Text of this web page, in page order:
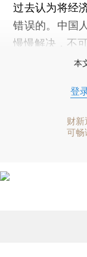
过去认为将经
错误的。中国
慢慢解决，不
本
登
财新
可畅